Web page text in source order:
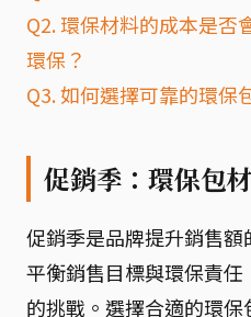
Q2. 環保材料的成本是否
環保？
Q3. 如何選擇可靠的環保
促銷季：環保包
促銷季是品牌提升銷售
平衡銷售目標與環保責
的挑戰。選擇合適的環